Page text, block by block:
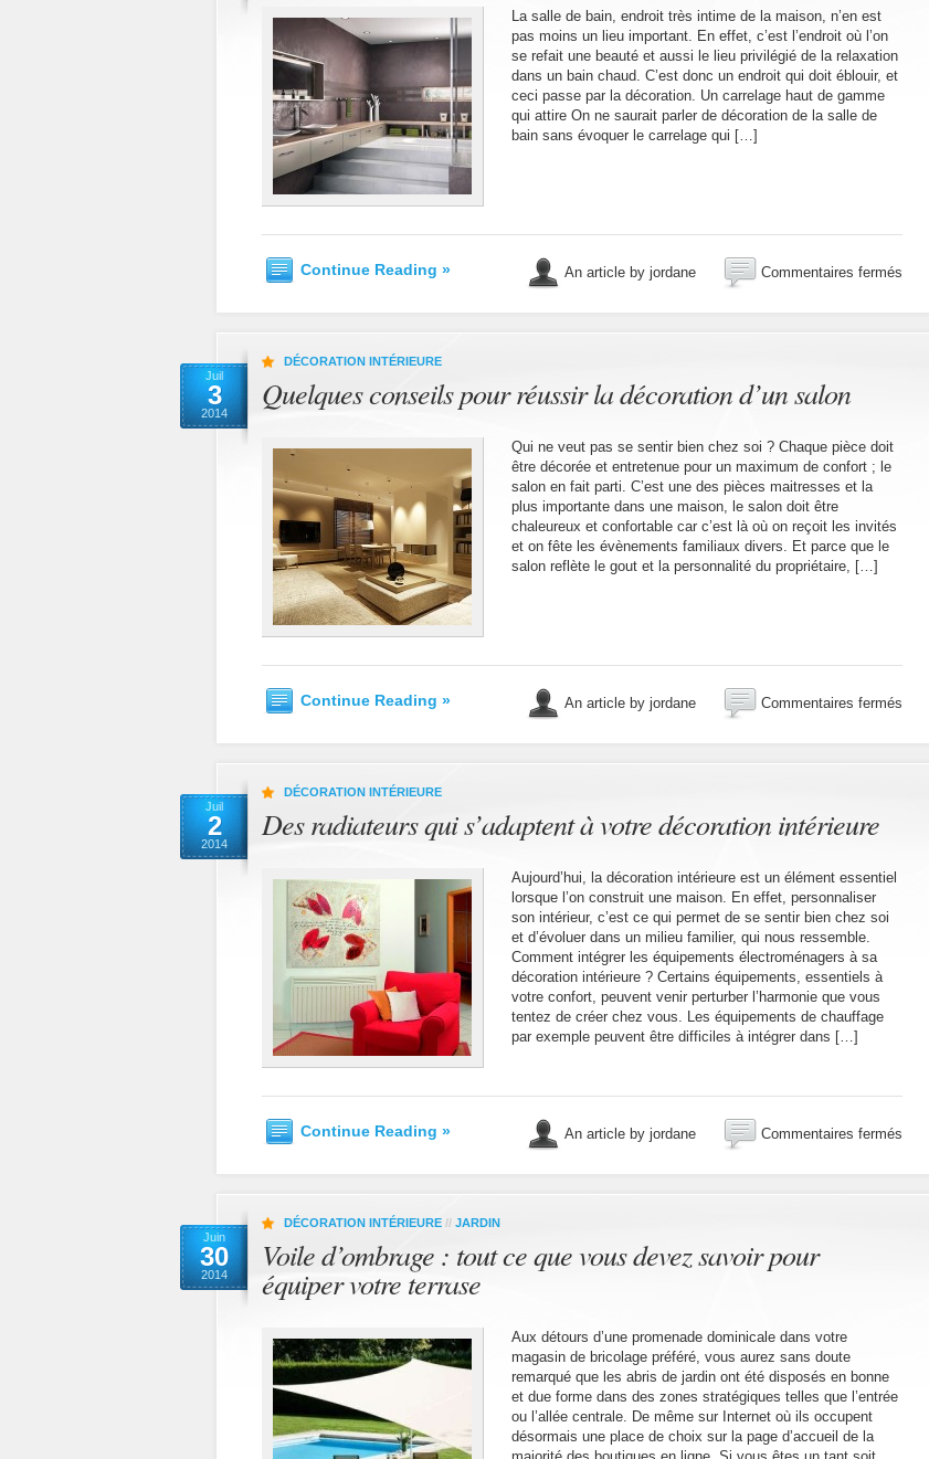
La salle de bain, endroit très intime de la maison, n’en est
pas moins un lieu important. En effet, c’est l’endroit où l’on
se refait une beauté et aussi le lieu privilégié de la relaxation
dans un bain chaud. C’est donc un endroit qui doit éblouir, et
ceci passe par la décoration. Un carrelage haut de gamme
qui attire On ne saurait parler de décoration de la salle de
bain sans évoquer le carrelage qui […]
Continue Reading » An article by jordane Commentaires fermés
Juil
3
2014
DÉCORATION INTÉRIEURE
Quelques conseils pour réussir la décoration d’un salon
Qui ne veut pas se sentir bien chez soi ? Chaque pièce doit
être décorée et entretenue pour un maximum de confort ; le
salon en fait parti. C’est une des pièces maitresses et la
plus importante dans une maison, le salon doit être
chaleureux et confortable car c’est là où on reçoit les invités
et on fête les évènements familiaux divers. Et parce que le
salon reflète le gout et la personnalité du propriétaire, […]
Continue Reading » An article by jordane Commentaires fermés
Juil
2
2014
DÉCORATION INTÉRIEURE
Des radiateurs qui s’adaptent à votre décoration intérieure
Aujourd’hui, la décoration intérieure est un élément essentiel
lorsque l’on construit une maison. En effet, personnaliser
son intérieur, c’est ce qui permet de se sentir bien chez soi
et d’évoluer dans un milieu familier, qui nous ressemble.
Comment intégrer les équipements électroménagers à sa
décoration intérieure ? Certains équipements, essentiels à
votre confort, peuvent venir perturber l’harmonie que vous
tentez de créer chez vous. Les équipements de chauffage
par exemple peuvent être difficiles à intégrer dans […]
Continue Reading » An article by jordane Commentaires fermés
Juin
30
2014
DÉCORATION INTÉRIEURE // JARDIN
Voile d’ombrage : tout ce que vous devez savoir pour
équiper votre terrase
Aux détours d’une promenade dominicale dans votre
magasin de bricolage préféré, vous aurez sans doute
remarqué que les abris de jardin ont été disposés en bonne
et due forme dans des zones stratégiques telles que l’entrée
ou l’allée centrale. De même sur Internet où ils occupent
désormais une place de choix sur la page d’accueil de la